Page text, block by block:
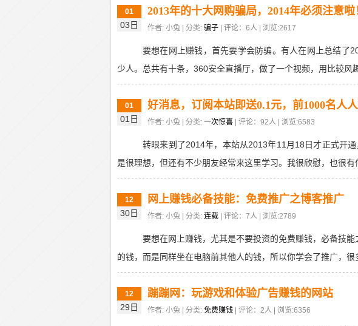
01
03日
2013年的十大网购骗局，2014年必须注意啦
作者: 小兔 | 分类: 骗子 | 评论：6人 | 浏览:2617
要想在网上赚钱，首先要学会防骗。有人在网上总结了
少人。总共有十条，360安全直播厅，做了一个视频，用比较风
01
01日
好消息，订阅本站即送0.1元，前1000名人
作者: 小兔 | 分类: 一次惊喜 | 评论：92人 | 浏览:6583
转眼来到了2014年，本站从2013年11月18日才正式开
是很理想，但还有不少朋友经常来这里学习。我很欣慰，也很有
12
30日
网上赚钱必备技能：免费推广之博客推广
作者: 小兔 | 分类: 连载 | 评论：7人 | 浏览:2789
要想在网上赚钱，尤其是不要投资的免费赚钱，必备技
的钱，而是同样坐在电脑前其他人的钱，所以你学会了推广，很
12
29日
蹦蹦网：玩游戏和体验广告赚钱的网站
作者: 小兔 | 分类: 免费赚钱 | 评论：2人 | 浏览:6356